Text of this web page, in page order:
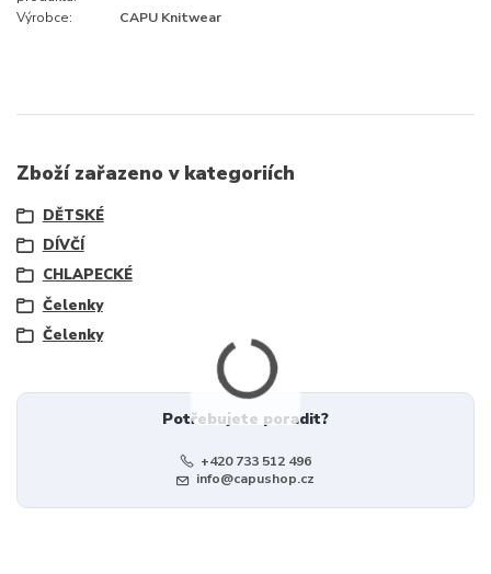
Výrobce: CAPU Knitwear
Zboží zařazeno v kategoriích
DĚTSKÉ
DÍVČÍ
CHLAPECKÉ
Čelenky
Čelenky
Potřebujete poradit?
+420 733 512 496
info@capushop.cz